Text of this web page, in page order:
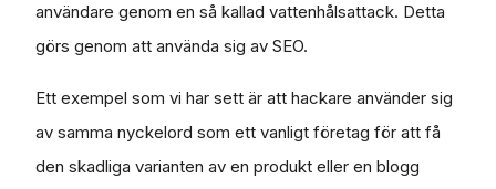
användare genom en så kallad vattenhålsattack. Detta
görs genom att använda sig av SEO.
Ett exempel som vi har sett är att hackare använder sig
av samma nyckelord som ett vanligt företag för att få
den skadliga varianten av en produkt eller en blogg